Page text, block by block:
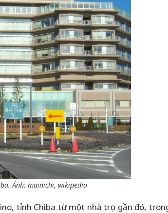
Ảnh: mainichi, wikipedia
tỉnh Chiba từ một nhà trọ gần đó,